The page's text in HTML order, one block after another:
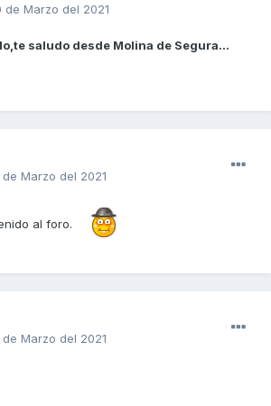
de Marzo del 2021
saludo desde Molina de Segura...
de Marzo del 2021
al foro.
de Marzo del 2021